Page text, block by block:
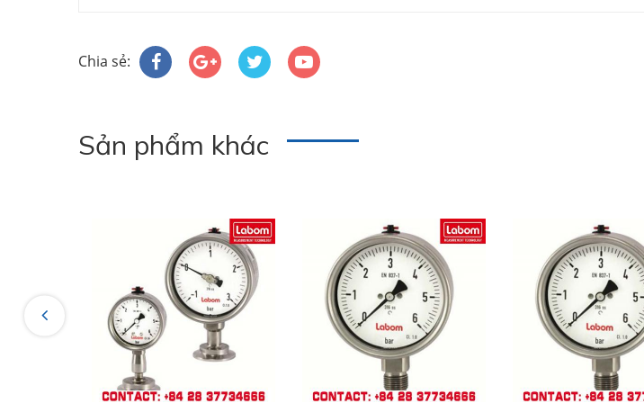
+ Đồng hồ đo áp suất
Chia sẻ:
Sản phẩm khác
Previous